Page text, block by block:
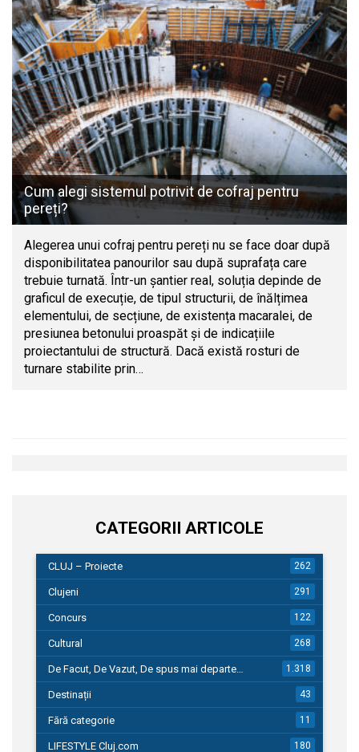
Cum alegi sistemul potrivit de cofraj pentru
pereți?
Alegerea unui cofraj pentru pereți nu se face doar după
disponibilitatea panourilor sau după suprafața care
trebuie turnată. Într-un șantier real, soluția depinde de
graficul de execuție, de tipul structurii, de înălțimea
elementului, de secțiune, de existența macaralei, de
presiunea betonului proaspăt și de indicațiile
proiectantului de structură. Dacă există rosturi de
turnare stabilite prin…
CATEGORII ARTICOLE
CLUJ – Proiecte 262
Clujeni 291
Concurs 122
Cultural 268
De Facut, De Vazut, De spus mai departe… 1.318
Destinații 43
Fără categorie 11
LIFESTYLE Cluj.com 180